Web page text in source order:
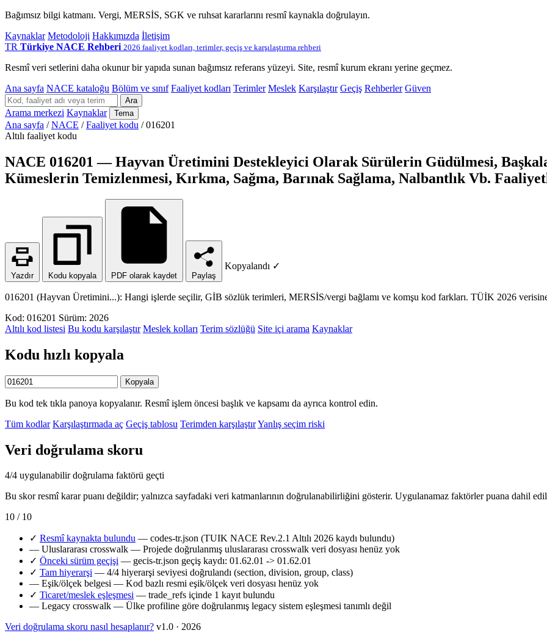
Bağımsız bilgi katmanı. Vergi, MERSİS, SGK ve ruhsat kararlarını resmî kaynakla doğrulayın.
Kaynaklar Metodoloji Hakkımızda İletişim
TR Türkiye NACE Rehberi 2026 faaliyet kodları, terimler, geçiş ve karşılaştırma rehberi
Resmî veri setlerini daha okunur bir yapıda sunan bağımsız referans yüzeyi. Site, resmî kurum ekranı yerine geçmez.
Ana sayfa NACE kataloğu Bölüm ve sınıf Faaliyet kodları Terimler Meslek Karşılaştır Geçiş Rehberler Güven
Ara
Arama merkezi Kaynaklar Tema
Ana sayfa / NACE / Faaliyet kodu / 016201
Altılı faaliyet kodu
NACE 016201 — Hayvan Üretimini Destekleyici Olarak Sürülerin Güdülmesi,
Kümeslerin Temizlenmesi, Kırkma, Sağma, Barınak Sağlama, Nalbantlık Vb.
Yazdır Kodu kopyala PDF olarak kaydet Paylaş
Kopyalandı ✓
016201 (Hayvan Üretimini...): Hangi işlerde seçilir, GİB sözlük terimleri, MERSİS/vergi bağlamı ve komşu kod farkları. TÜİK 2026
Kod: 016201 Sürüm: 2026
Altılı kod listesi Bu kodu karşılaştır Meslek kolları Terim sözlüğü Site içi arama Kaynaklar
Kodu hızlı kopyala
Kopyala
Bu kod tek tıkla panoya kopyalanır. Resmî işlem öncesi başlık ve kapsamı da ayrıca kontrol edin.
Tüm kodlar Karşılaştırmada aç Geçiş tablosu Terimden karşılaştırYanlış seçim riski
Veri doğrulama skoru
4/4 uygulanabilir doğrulama faktörü geçti
Bu skor resmî karar puanı değildir; yalnızca sayfadaki veri katmanlarının doğrulanabilirliğini gösterir. Uygulanamaz faktörler puana dahil
10 / 10
✓ Resmî kaynakta bulundu — codes-tr.json (TUIK NACE Rev.2.1 Altılı 2026 kaydı bulundu)
— Uluslararası crosswalk — Projede doğrulanmış uluslararası crosswalk veri dosyası henüz yok
✓ Önceki sürüm geçişi — gecis-tr.json geçiş kaydı: 01.62.01 -> 01.62.01
✓ Tam hiyerarşi — 4/4 hiyerarşi seviyesi doğrulandı (section, division, group, class)
— Eşik/ölçek belgesi — Kod bazlı resmi eşik/ölçek veri dosyası henüz yok
✓ Ticaret/meslek eşleşmesi — trade_refs içinde 1 kayıt bulundu
— Legacy crosswalk — Ülke profiline göre doğrulanmış legacy sistem eşleşmesi tanımlı değil
Veri doğrulama skoru nasıl hesaplanır? v1.0 · 2026